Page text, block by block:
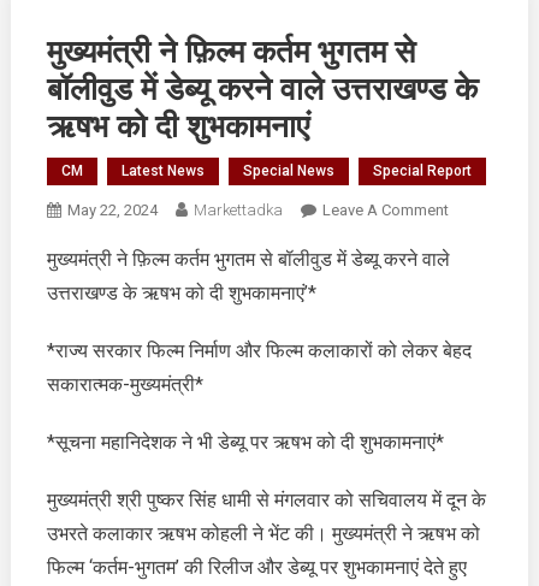
मुख्यमंत्री ने फ़िल्म कर्तम भुगतम से
बॉलीवुड में डेब्यू करने वाले उत्तराखण्ड के
ऋषभ को दी शुभकामनाएं
CM Latest News Special News Special Report
May 22, 2024 Markettadka Leave A CommentOn
ने
भुगतम
करने
वाले
उत्तराखण्ड
के
मुख्यमंत्री ने फ़िल्म कर्तम भुगतम से बॉलीवुड में डेब्यू करने वाले
उत्तराखण्ड के ऋषभ को दी शुभकामनाएं’*
*राज्य सरकार फिल्म निर्माण और फिल्म कलाकारों को लेकर बेहद
सकारात्मक-मुख्यमंत्री*
*सूचना महानिदेशक ने भी डेब्यू पर ऋषभ को दी शुभकामनाएं*
मुख्यमंत्री श्री पुष्कर सिंह धामी से मंगलवार को सचिवालय में दून के
उभरते कलाकार ऋषभ कोहली ने भेंट की। मुख्यमंत्री ने ऋषभ को
फिल्म ‘कर्तम-भुगतम’ की रिलीज और डेब्यू पर शुभकामनाएं देते हुए